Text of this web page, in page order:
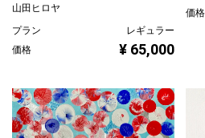
山田ヒロヤ
プラン
レギュラー
価格
¥ 65,000
価格